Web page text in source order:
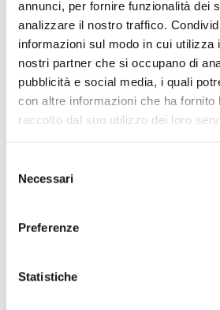
annunci, per fornire funzionalità dei
analizzare il nostro traffico.
informazioni sul modo in cui utilizza
nostri partner che si occupano di
pubblicità e social media, i quali
con altre informazioni che ha fornito
raccolto dal suo utilizzo dei loro
delNecessari
Preferenze
Statistiche
Telephone with international country
E-mail*
Arrival station*